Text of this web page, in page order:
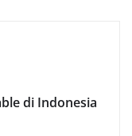
di Indonesia